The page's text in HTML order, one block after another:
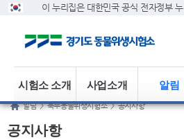
이 누리집은 대한민국 공식 전자정부 누
알림
사업소개
시험소 소개
알림 > 북부동물위생시험소 > 공지사항
공지사항